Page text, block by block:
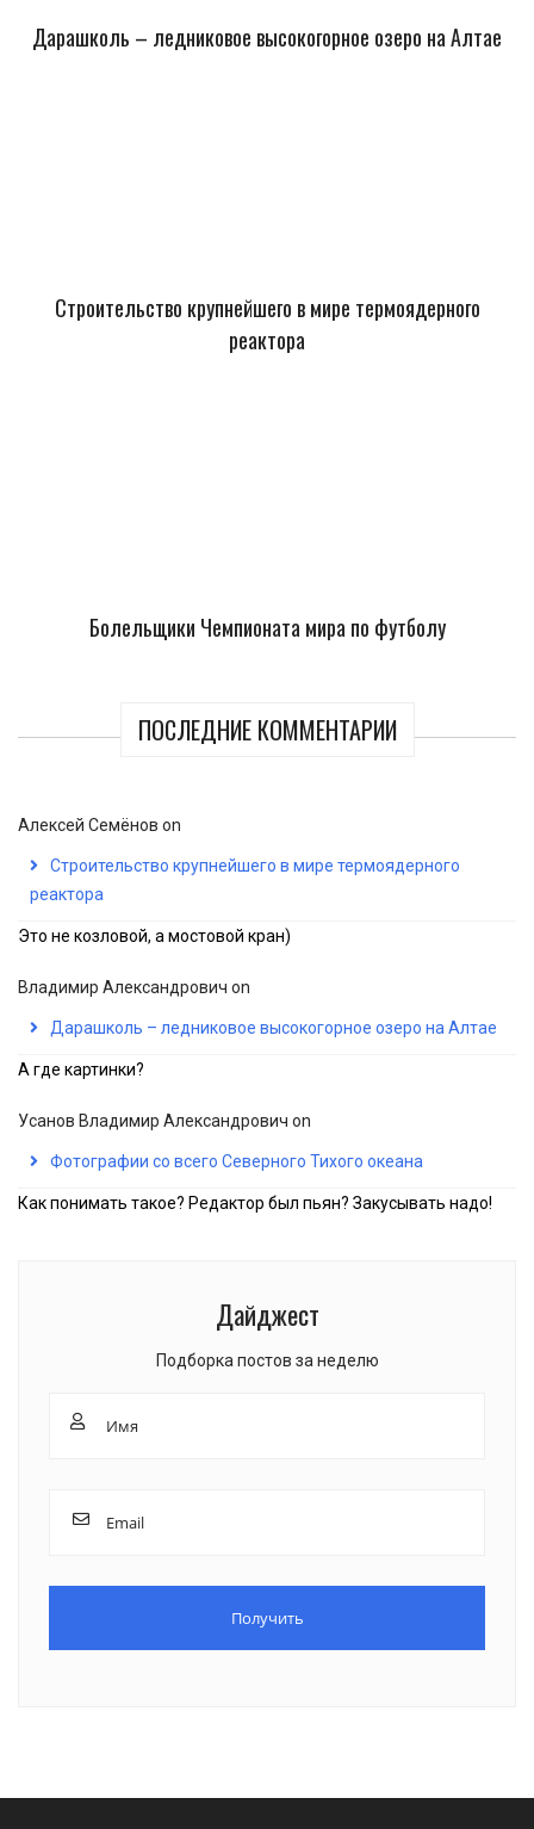
Дарашколь – ледниковое высокогорное озеро на Алтае
Строительство крупнейшего в мире термоядерного
реактора
Болельщики Чемпионата мира по футболу
ПОСЛЕДНИЕ КОММЕНТАРИИ
Алексей Семёнов on
Строительство крупнейшего в мире термоядерного
реактора
Это не козловой, а мостовой кран)
Владимир Александрович on
Дарашколь – ледниковое высокогорное озеро на Алтае
А где картинки?
Усанов Владимир Александрович on
Фотографии со всего Северного Тихого океана
Как понимать такое? Редактор был пьян? Закусывать надо!
Дайджест
Подборка постов за неделю